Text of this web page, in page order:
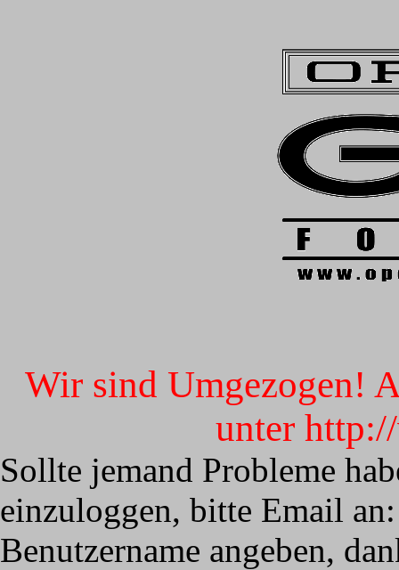
Wir sind Umgezogen!
unter
Sollte jemand Probleme
einzuloggen, bitte Email
Benutzername angeben,